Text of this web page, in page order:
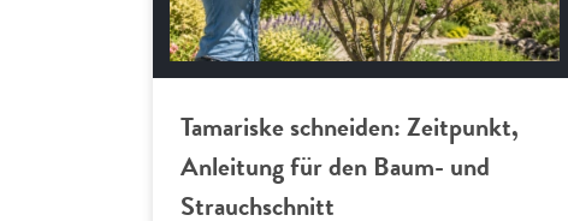
Tamariske schneiden: Zeitpunkt,
Anleitung für den Baum- und
Strauchschnitt